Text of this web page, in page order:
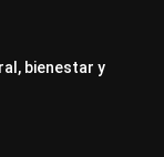
bienestar y